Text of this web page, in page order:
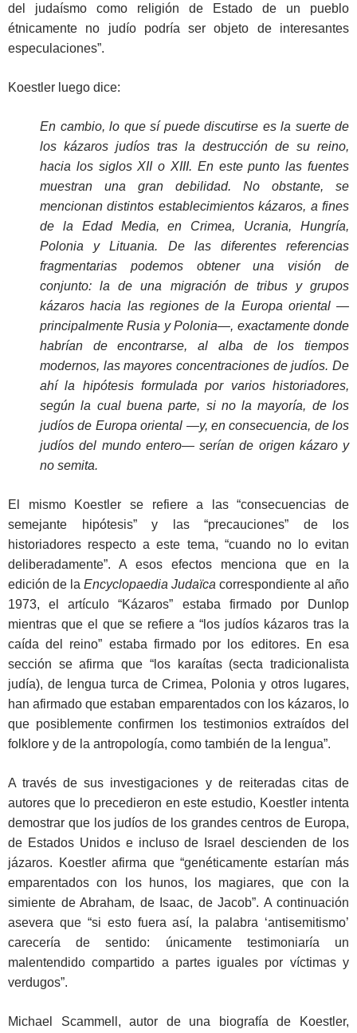
del judaísmo como religión de Estado de un pueblo
étnicamente no judío podría ser objeto de interesantes
especulaciones”.
Koestler luego dice:
En cambio, lo que sí puede discutirse es la suerte de
los kázaros judíos tras la destrucción de su reino,
hacia los siglos XII o XIII. En este punto las fuentes
muestran una gran debilidad. No obstante, se
mencionan distintos establecimientos kázaros, a fines
de la Edad Media, en Crimea, Ucrania, Hungría,
Polonia y Lituania. De las diferentes referencias
fragmentarias podemos obtener una visión de
conjunto: la de una migración de tribus y grupos
kázaros hacia las regiones de la Europa oriental —
principalmente Rusia y Polonia—, exactamente donde
habrían de encontrarse, al alba de los tiempos
modernos, las mayores concentraciones de judíos. De
ahí la hipótesis formulada por varios historiadores,
según la cual buena parte, si no la mayoría, de los
judíos de Europa oriental —y, en consecuencia, de los
judíos del mundo entero— serían de origen kázaro y
no semita.
El mismo Koestler se refiere a las “consecuencias de
semejante hipótesis” y las “precauciones” de los
historiadores respecto a este tema, “cuando no lo evitan
deliberadamente”. A esos efectos menciona que en la
edición de la Encyclopaedia Judaïca correspondiente al año
1973, el artículo “Kázaros” estaba firmado por Dunlop
mientras que el que se refiere a “los judíos kázaros tras la
caída del reino” estaba firmado por los editores. En esa
sección se afirma que “los karaítas (secta tradicionalista
judía), de lengua turca de Crimea, Polonia y otros lugares,
han afirmado que estaban emparentados con los kázaros, lo
que posiblemente confirmen los testimonios extraídos del
folklore y de la antropología, como también de la lengua”.
A través de sus investigaciones y de reiteradas citas de
autores que lo precedieron en este estudio, Koestler intenta
demostrar que los judíos de los grandes centros de Europa,
de Estados Unidos e incluso de Israel descienden de los
jázaros. Koestler afirma que “genéticamente estarían más
emparentados con los hunos, los magiares, que con la
simiente de Abraham, de Isaac, de Jacob”. A continuación
asevera que “si esto fuera así, la palabra ‘antisemitismo’
carecería de sentido: únicamente testimoniaría un
malentendido compartido a partes iguales por víctimas y
verdugos”.
Michael Scammell, autor de una biografía de Koestler,